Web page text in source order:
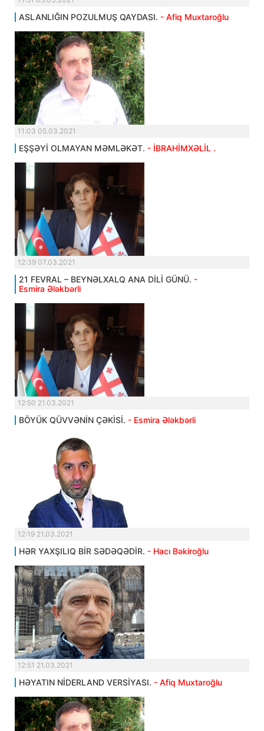
ASLANLIĞIN POZULMUŞ QAYDASI. - Afiq Muxtaroğlu
11:03 05.03.2021
EŞŞƏYİ OLMAYAN MƏMLƏKƏT. - İBRAHİMXƏLİL .
12:39 07.03.2021
21 FEVRAL – BEYNƏLXALQ ANA DİLİ GÜNÜ. -
Esmira Ələkbərli
12:50 21.03.2021
BÖYÜK QÜVVƏNİN ÇƏKİSİ. - Esmira Ələkbərli
12:19 21.03.2021
HƏR YAXŞILIQ BİR SƏDƏQƏDİR. - Hacı Bəkiroğlu
12:51 21.03.2021
HƏYATIN NİDERLAND VERSİYASI. - Afiq Muxtaroğlu